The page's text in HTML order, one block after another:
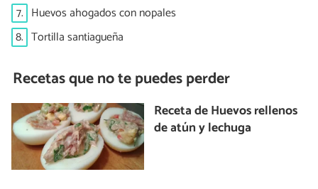
7. Huevos ahogados con nopales
8. Tortilla santiagueña
Recetas que no te puedes perder
Receta de Huevos rellenos
de atún y lechuga